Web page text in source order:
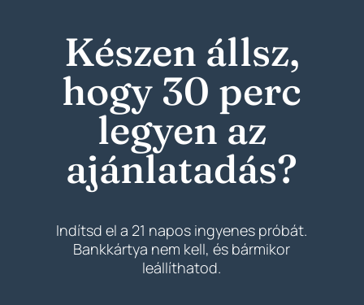
Készen állsz,
hogy 30 perc
legyen az
ajánlatadás?
Indítsd el a 21 napos ingyenes próbát.
Bankkártya nem kell, és bármikor
leállíthatod.